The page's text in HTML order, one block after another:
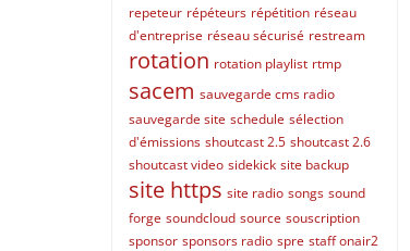
repeteur répéteurs répétition réseau
d'entreprise réseau sécurisé restream
rotation rotation playlist rtmp
sacem sauvegarde cms radio
sauvegarde site schedule sélection
d'émissions shoutcast 2.5 shoutcast 2.6
shoutcast video sidekick site backup
site https site radio songs sound
forge soundcloud source souscription
sponsor sponsors radio spre staff onair2